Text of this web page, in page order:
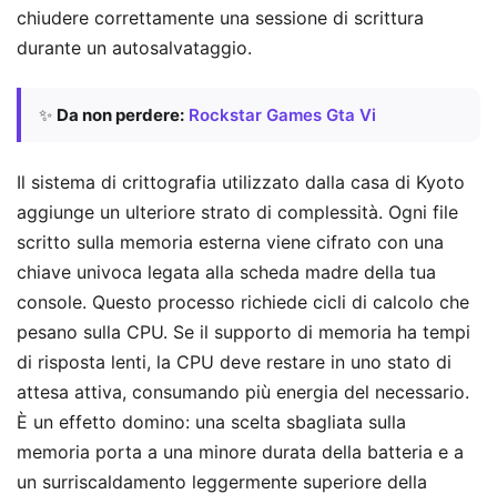
chiudere correttamente una sessione di scrittura
durante un autosalvataggio.
✨ Da non perdere: Rockstar Games Gta Vi
Il sistema di crittografia utilizzato dalla casa di Kyoto
aggiunge un ulteriore strato di complessità. Ogni file
scritto sulla memoria esterna viene cifrato con una
chiave univoca legata alla scheda madre della tua
console. Questo processo richiede cicli di calcolo che
pesano sulla CPU. Se il supporto di memoria ha tempi
di risposta lenti, la CPU deve restare in uno stato di
attesa attiva, consumando più energia del necessario.
È un effetto domino: una scelta sbagliata sulla
memoria porta a una minore durata della batteria e a
un surriscaldamento leggermente superiore della